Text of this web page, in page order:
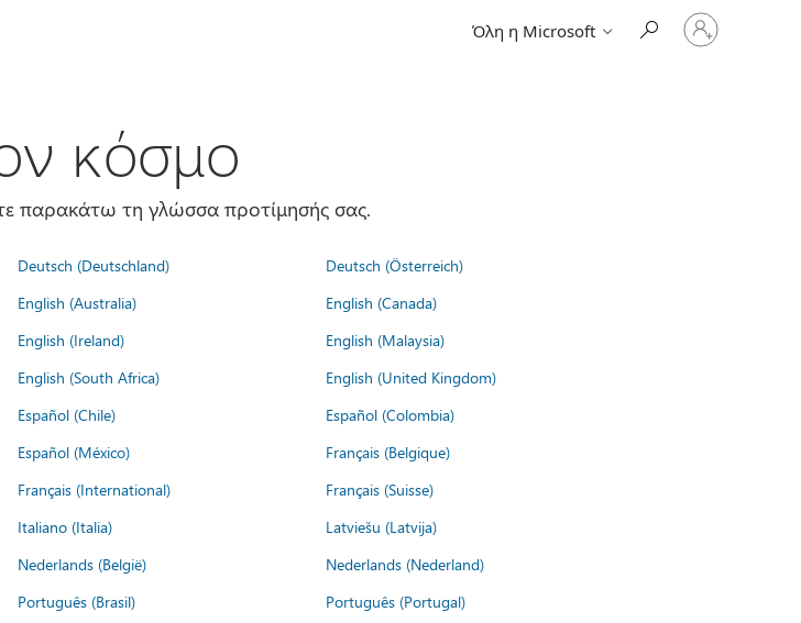
Όλη η Microsoft
Είσοδος
στον
λογαριασμό
κόσμο
παρακάτω τη γλώσσα προτίμησής σας.
Deutsch (Deutschland)
Deutsch (Österreich)
English (Australia)
English (Canada)
English (Ireland)
English (Malaysia)
English (South Africa)
English (United Kingdom)
Español (Chile)
Español (Colombia)
Español (México)
Français (Belgique)
Français (International)
Français (Suisse)
Italiano (Italia)
Latviešu (Latvija)
Nederlands (België)
Nederlands (Nederland)
Português (Brasil)
Português (Portugal)